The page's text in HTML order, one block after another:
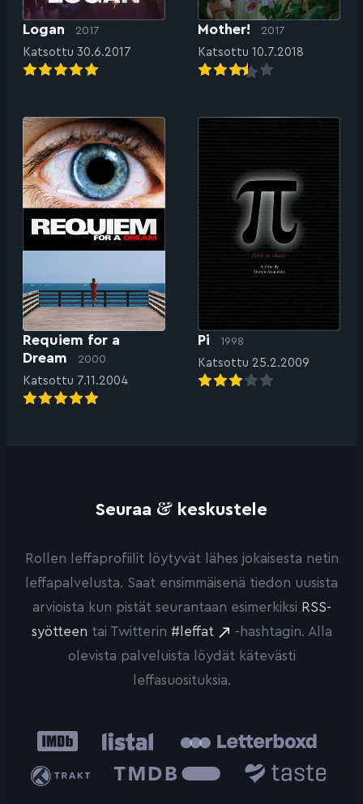
Logan 2017
Katsottu 30.6.2017
Mother! 2017
Katsottu 10.7.2018
Requiem for a
Dream
2000
Katsottu 7.11.2004
Pi 1998
Katsottu 25.2.2009
Seuraa & keskustele
Rollen leffaprofiilit löytyvät lähes jokaisesta netin
leffapalvelusta. Saat ensimmäisenä tiedon uusista
arvioista kun pistät seurantaan esimerkiksi RSS-
syötteen tai Twitterin #leffat
-hashtagin. Alla
olevista palveluista löydät kätevästi
leffasuosituksia.
IMDb Listal
Trakt